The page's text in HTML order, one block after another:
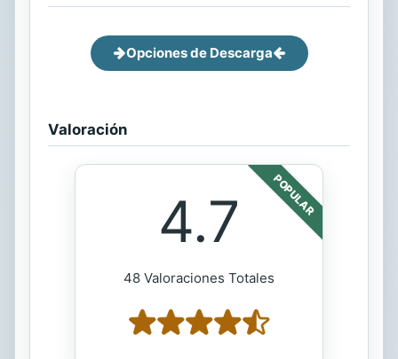
Opciones de Descarga
Valoración
POPULAR
4.7
48 Valoraciones Totales